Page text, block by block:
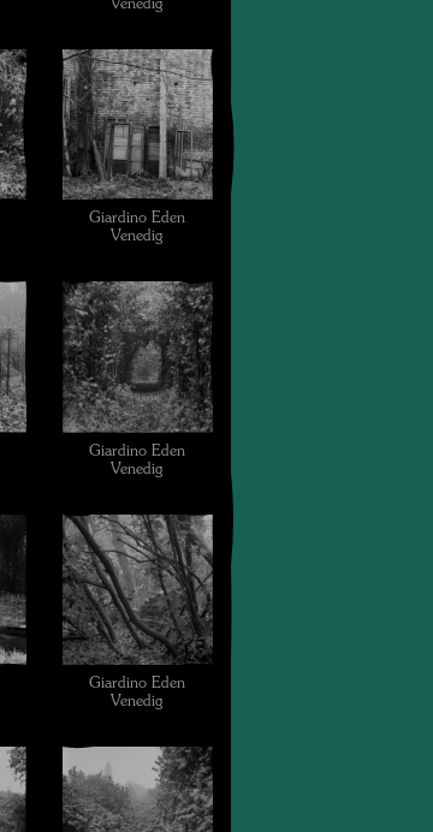
Venedig
Giardino Eden
Venedig
Giardino Eden
Venedig
Giardino Eden
Venedig